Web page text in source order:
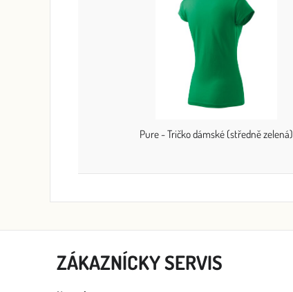
Pure - Tričko dámské (středně zelená)
ZÁKAZNÍCKY SERVIS